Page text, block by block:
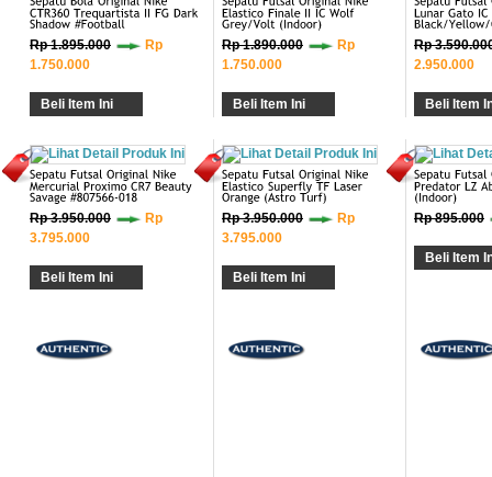
Rp 1.895.000
Rp
1.750.000
Beli Item Ini
Rp 1.890.000
Rp
1.750.000
Beli Item Ini
Rp
2.950.000
Beli Item
Rp 3.950.000
Rp
3.795.000
Beli Item Ini
Rp 3.950.000
Rp
3.795.000
Beli Item Ini
Rp 895.000
Beli Item